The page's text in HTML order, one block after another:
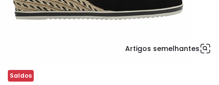
Artigos semelhantes
Saldos